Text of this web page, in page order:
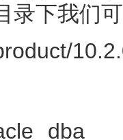
录下我们